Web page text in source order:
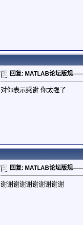
回复: MATLAB论坛版规
对你表示感谢 你太强了
回复: MATLAB论坛版规
谢谢谢谢谢谢谢谢谢谢